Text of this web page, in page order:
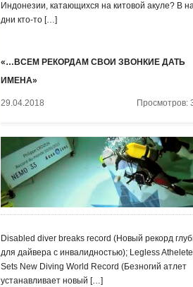
Индонезии, катающихся на китовой акуле? В
дни кто-то […]
«…ВСЕМ РЕКОРДАМ СВОИ ЗВОНКИЕ ДАТЬ
ИМЕНА»
29.04.2018 Просмотров:
Disabled diver breaks record (Новый рекорд
для дайвера с инвалидностью); Legless Athelete
Sets New Diving World Record (Безногий атлет
устанавливает новый […]